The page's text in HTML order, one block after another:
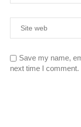
Save my name,
next time I comment.